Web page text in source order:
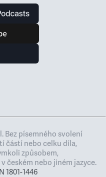
Bez písemného svolení
částí nebo celku díla,
způsobem,
českém nebo jiném jazyce.
1801-1446